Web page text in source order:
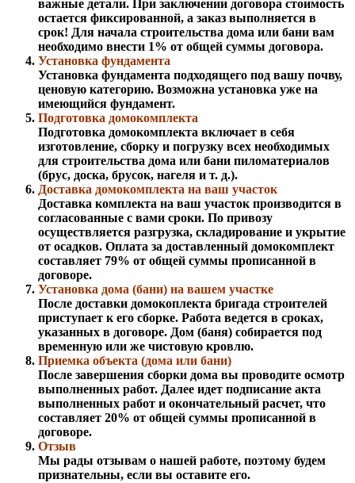
важные детали. При заключении договора стоимость
остается фиксированной, а заказ выполняется в
срок! Для начала строительства дома или бани вам
необходимо внести 1% от общей суммы договора.
Установка фундамента
Установка фундамента подходящего под вашу почву,
ценовую категорию. Возможна установка уже на
имеющийся фундамент.
Подготовка домокомплекта
Подготовка домокомплекта включает в себя
изготовление, сборку и погрузку всех необходимых
для строительства дома или бани пиломатериалов
(брус, доска, брусок, нагеля и т. д.).
Доставка домокомплекта на ваш участок
Доставка комплекта на ваш участок производится в
согласованные с вами сроки. По привозу
осуществляется разгрузка, складирование и укрытие
от осадков. Оплата за доставленный домокомплект
составляет 79% от общей суммы прописанной в
договоре.
Установка дома (бани) на вашем участке
После доставки домокоплекта бригада строителей
приступает к его сборке. Работа ведется в сроках,
указанных в договоре. Дом (баня) собирается под
временную или же чистовую кровлю.
Приемка объекта (дома или бани)
После завершения сборки дома вы проводите осмотр
выполненных работ. Далее идет подписание акта
выполненных работ и окончательный расчет, что
составляет 20% от общей суммы прописанной в
договоре.
Отзыв
Мы рады отзывам о нашей работе, поэтому будем
признательны, если вы оставите его.